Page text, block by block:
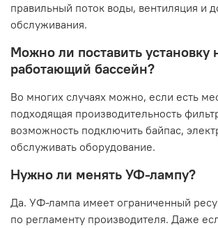
правильный поток воды, вентиляция и
обслуживания.
Можно ли поставить установку
работающий бассейн?
Во многих случаях можно, если есть
подходящая производительность
возможность подключить байпас,
обслуживать оборудование.
Нужно ли менять УФ-лампу?
Да. УФ-лампа имеет ограниченный
по регламенту производителя. Даже